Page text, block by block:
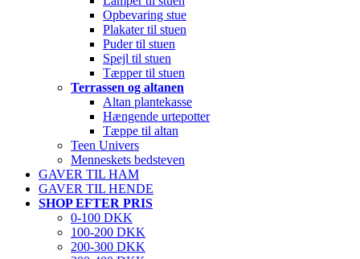
Opbevaring stue
Plakater til stuen
Puder til stuen
Spejl til stuen
Tæpper til stuen
Terrassen og altanen
Altan plantekasse
Hængende urtepotter
Tæppe til altan
Teen Univers
Menneskets bedsteven
GAVER TIL HAM
GAVER TIL HENDE
SHOP EFTER PRIS
0-100 DKK
100-200 DKK
200-300 DKK